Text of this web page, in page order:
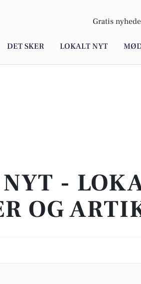
Gratis
DET SKER LOKALT NYT
NYT -
OG